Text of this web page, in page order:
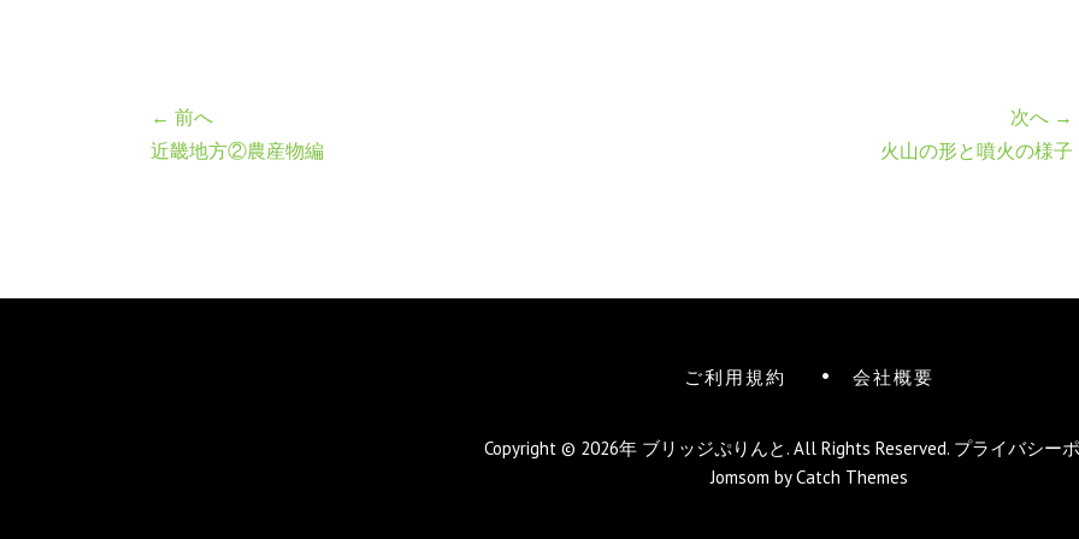
← 前へ
近畿地方②農産物編
次へ →
火山の形と噴火の様子
ご利用規約 会社概要
Copyright © 2026年 ブリッジぷりんと. All Rights Reserved. プライバシー
Jomsom byCatch Themes